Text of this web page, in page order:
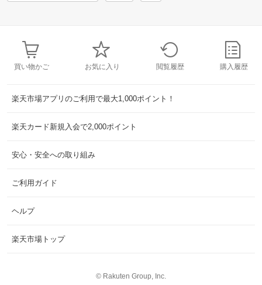
買い物かご お気に入り 閲覧履歴 購入履歴
楽天市場アプリのご利用で最大1,000ポイント！
楽天カード新規入会で2,000ポイント
安心・安全への取り組み
ご利用ガイド
ヘルプ
楽天市場トップ
© Rakuten Group, Inc.